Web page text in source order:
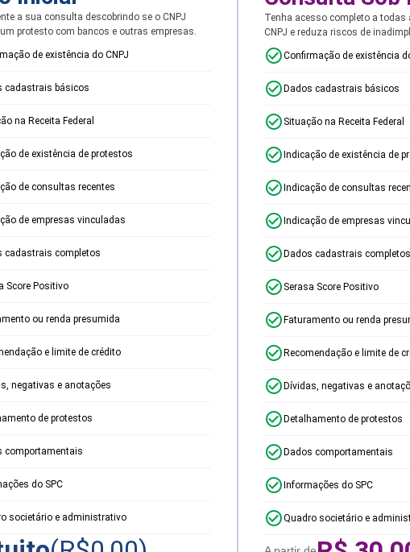
a sua consulta descobrindo se o CNPJ
protesto com bancos e outras empresas.
de existência do CNPJ
cadastrais básicos
na Receita Federal
de existência de protestos
de consultas recentes
de empresas vinculadas
cadastrais completos
Score Positivo
ou renda presumida
e limite de crédito
negativas e anotações
de protestos
comportamentais
do SPC
societário e administrativo
Tenha acesso completo a
CNPJ e reduza riscos de
Confirmação de existência
Dados cadastrais básicos
Situação na Receita Federal
Indicação de existência de
Indicação de consultas
Indicação de empresas
Dados cadastrais completos
Serasa Score Positivo
Faturamento ou renda
Recomendação e limite de
Dívidas, negativas e
Detalhamento de protestos
Dados comportamentais
Informações do SPC
Quadro societário e